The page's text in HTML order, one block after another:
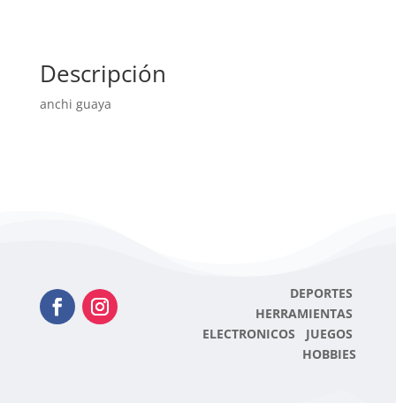
Descripción
anchi guaya
DEPORTES
HERRAMIENTAS
ELECTRONICOS JUEGOS
HOBBIES